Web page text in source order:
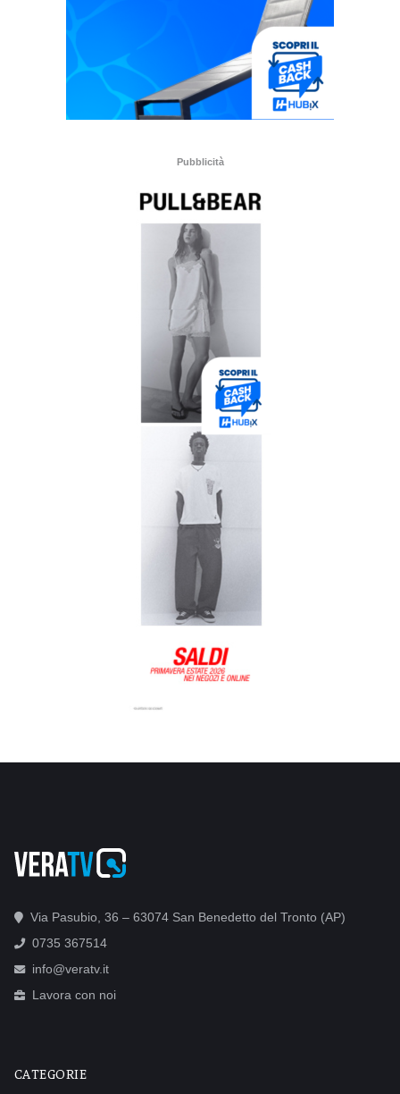
Pubblicità
Via Pasubio, 36 – 63074 San Benedetto del Tronto (AP)
0735 367514
info@veratv.it
Lavora con noi
CATEGORIE